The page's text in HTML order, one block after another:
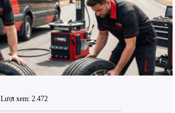
Lượt xem: 2.472